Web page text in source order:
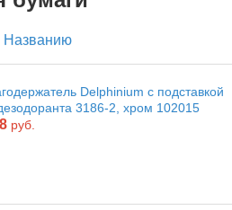
Названию
Delphinium с подставкой
3186-2, хром 102015
руб.